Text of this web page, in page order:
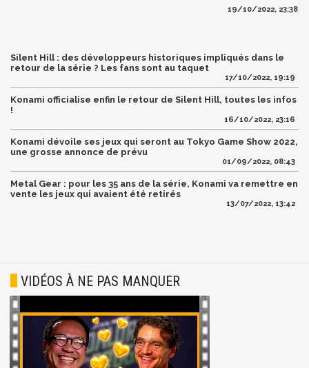
19/10/2022, 23:38
Silent Hill : des développeurs historiques impliqués dans le
retour de la série ? Les fans sont au taquet
17/10/2022, 19:19
Konami officialise enfin le retour de Silent Hill, toutes les infos
!
16/10/2022, 23:16
Konami dévoile ses jeux qui seront au Tokyo Game Show 2022,
une grosse annonce de prévu
01/09/2022, 08:43
Metal Gear : pour les 35 ans de la série, Konami va remettre en
vente les jeux qui avaient été retirés
13/07/2022, 13:42
VIDÉOS À NE PAS MANQUER